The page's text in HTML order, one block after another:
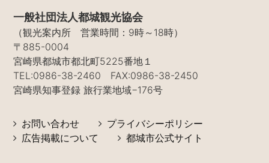
一般社団法人都城観光協会
（観光案内所 営業時間：9時～18時）
〒885-0004
宮崎県都城市都北町5225番地１
TEL:0986-38-2460 FAX:0986-38-2450
宮崎県知事登録 旅行業地域−176号
お問い合わせ
プライバシーポリシー
広告掲載について
都城市公式サイト